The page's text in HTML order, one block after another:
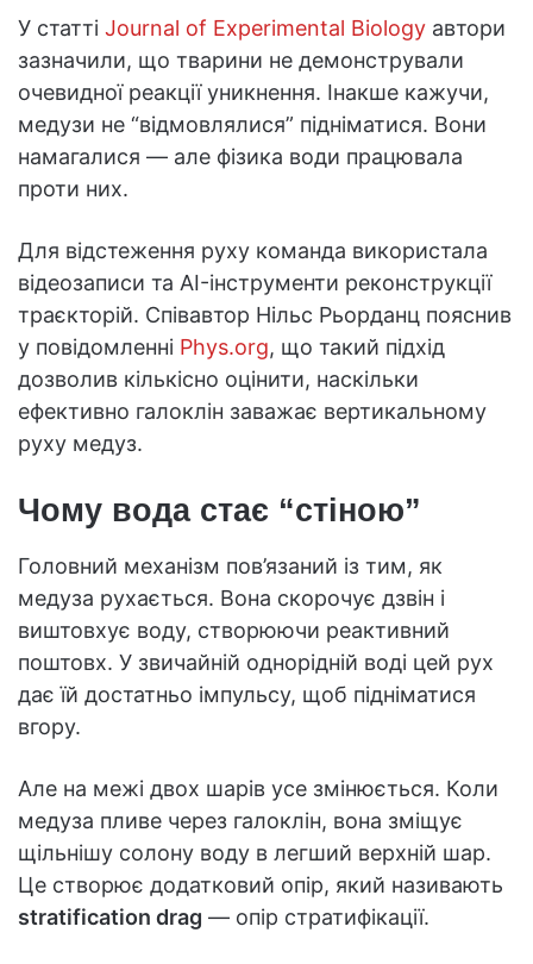
У статті Journal of Experimental Biology автори
зазначили, що тварини не демонстрували
очевидної реакції уникнення. Інакше кажучи,
медузи не “відмовлялися” підніматися. Вони
намагалися — але фізика води працювала
проти них.
Для відстеження руху команда використала
відеозаписи та AI-інструменти реконструкції
траєкторій. Співавтор Нільс Рьорданц пояснив
у повідомленні Phys.org, що такий підхід
дозволив кількісно оцінити, наскільки
ефективно галоклін заважає вертикальному
руху медуз.
Чому вода стає “стіною”
Головний механізм пов’язаний із тим, як
медуза рухається. Вона скорочує дзвін і
виштовхує воду, створюючи реактивний
поштовх. У звичайній однорідній воді цей рух
дає їй достатньо імпульсу, щоб підніматися
вгору.
Але на межі двох шарів усе змінюється. Коли
медуза пливе через галоклін, вона зміщує
щільнішу солону воду в легший верхній шар.
Це створює додатковий опір, який називають
stratification drag — опір стратифікації.